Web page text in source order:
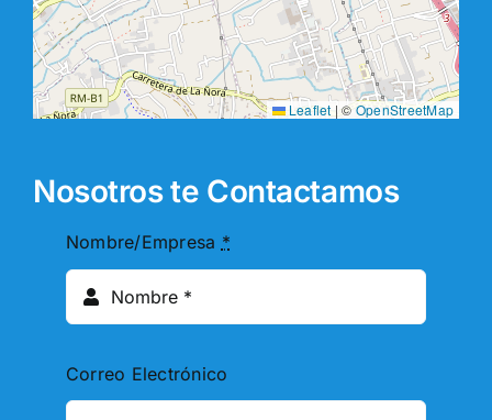
Leaflet |©OpenStreetMap
Nosotros te Contactamos
Nombre/Empresa *
Correo Electrónico